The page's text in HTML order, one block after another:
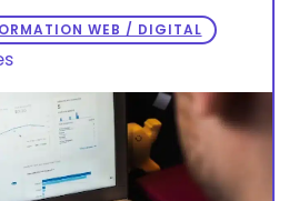
WEB / DIGITAL